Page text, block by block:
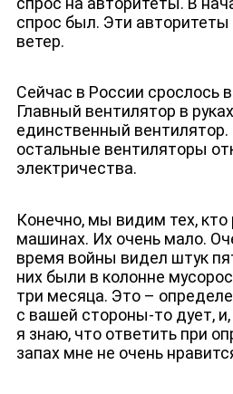
спрос был. Эти авторитеты
ветер.
Сейчас в России срослось
Главный вентилятор в
единственный
остальные вентиляторы
электричества.
Конечно, мы видим тех, кто
машинах. Их очень мало.
время войны видел штук
них были в колонне
три месяца. Это –
с вашей стороны-то дует,
я знаю, что ответить при
запах мне не очень